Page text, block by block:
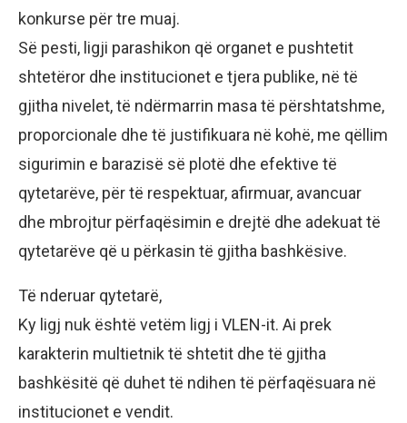
konkurse për tre muaj.
Së pesti, ligji parashikon që organet e pushtetit
shtetëror dhe institucionet e tjera publike, në të
gjitha nivelet, të ndërmarrin masa të përshtatshme,
proporcionale dhe të justifikuara në kohë, me qëllim
sigurimin e barazisë së plotë dhe efektive të
qytetarëve, për të respektuar, afirmuar, avancuar
dhe mbrojtur përfaqësimin e drejtë dhe adekuat të
qytetarëve që u përkasin të gjitha bashkësive.
Të nderuar qytetarë,
Ky ligj nuk është vetëm ligj i VLEN-it. Ai prek
karakterin multietnik të shtetit dhe të gjitha
bashkësitë që duhet të ndihen të përfaqësuara në
institucionet e vendit.